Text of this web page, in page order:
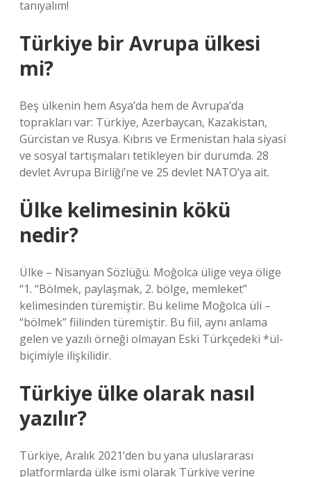
tanıyalım!
Türkiye bir Avrupa ülkesi
mi?
Beş ülkenin hem Asya’da hem de Avrupa’da
toprakları var: Türkiye, Azerbaycan, Kazakistan,
Gürcistan ve Rusya. Kıbrıs ve Ermenistan hala siyasi
ve sosyal tartışmaları tetikleyen bir durumda. 28
devlet Avrupa Birliği’ne ve 25 devlet NATO’ya ait.
Ülke kelimesinin kökü
nedir?
Ülke – Nisanyan Sözlüğü. Moğolca ülige veya ölige
“1. “Bölmek, paylaşmak, 2. bölge, memleket”
kelimesinden türemiştir. Bu kelime Moğolca üli –
“bölmek” fiilinden türemiştir. Bu fiil, aynı anlama
gelen ve yazılı örneği olmayan Eski Türkçedeki *ül-
biçimiyle ilişkilidir.
Türkiye ülke olarak nasıl
yazılır?
Türkiye, Aralık 2021’den bu yana uluslararası
platformlarda ülke ismi olarak Türkiye yerine